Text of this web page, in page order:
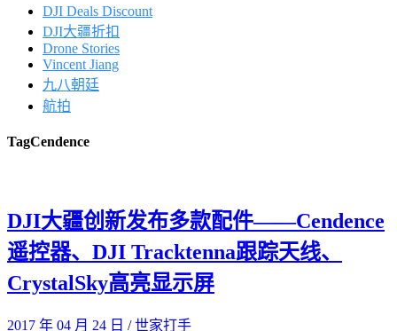
DJI Deals Discount
DJI大疆折扣
Drone Stories
Vincent Jiang
九八朝廷
航拍
TagCendence
DJI大疆创新发布多款配件——Cendence
遥控器、DJI Tracktenna跟踪天线、
CrystalSky高亮显示屏
2017 年 04 月 24 日 /世家打手